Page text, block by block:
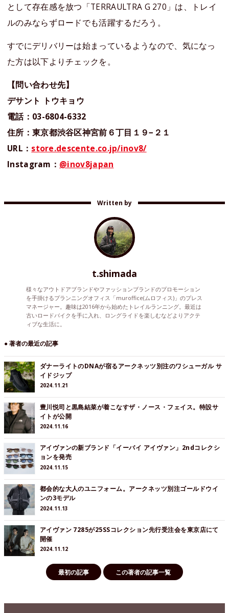
として存在感を放つ「TERRAULTRA G 270」は、トレイ
ルのみならずロードでも活躍するだろう。
すでにデリバリーは始まっているようなので、気になっ
た方は以下よりチェックを。
【問い合わせ先】
デサント トウキョウ
電話：03-6804-6332
住所：東京都渋谷区神宮前６丁目１９−２１
URL： store.descente.co.jp/inov8/
Instagram： @inov8japan
Written by
t.shimada
様々なアウトドアブランドやファッションブランドのプロモーション
を手掛けるプランニングオフィス「muroffice(ムロフィス)」のプレス
マネージャー。趣味は2016年から始めたトレイルランニング。最近は
古いロードバイクを手に入れ、ロングライドを楽しむなどよりアクテ
ィブな生活に。
● 著者の最近の記事
ダナーライトのDNAが宿るアークネッツ別注のワシューガル サ
イドジップ
2024.11.21
豊川悦司と黒島結菜が着こなすザ・ノース・フェイス。特設サ
イトが公開
2024.11.16
アイヴァンの新ブランド「イーバイ アイヴァン」2ndコレクシ
ョンを発売
2024.11.15
都会的な大人のユニフォーム。アークネッツ別注ゴールドウイ
ンの3モデル
2024.11.13
アイヴァン 7285が25SSコレクション先行受注会を東京店にて
開催
2024.11.12
最初の記事 この著者の記事一覧